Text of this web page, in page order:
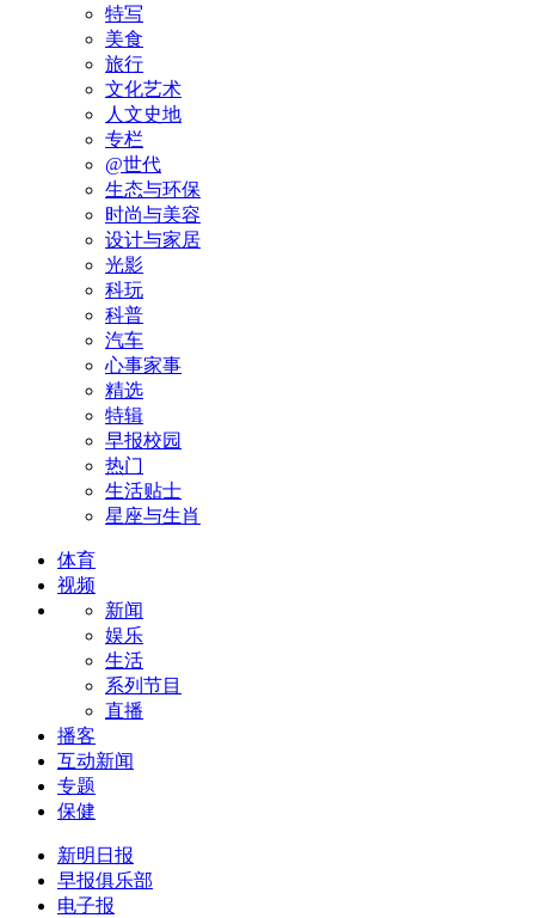
特写
美食
旅行
文化艺术
人文史地
专栏
@世代
生态与环保
时尚与美容
设计与家居
光影
科玩
科普
汽车
心事家事
精选
特辑
早报校园
热门
生活贴士
星座与生肖
体育
视频
新闻
娱乐
生活
系列节目
直播
播客
互动新闻
专题
保健
新明日报
早报俱乐部
电子报